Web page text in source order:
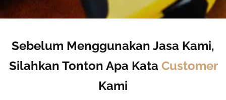
Sebelum Menggunakan Jasa Kami,
Silahkan Tonton Apa Kata Customer
Kami